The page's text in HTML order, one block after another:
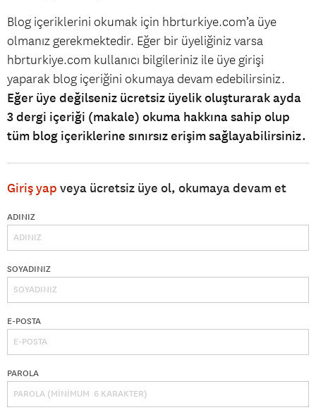
Blog içeriklerini okumak için hbrturkiye.com’a üye
olmanız gerekmektedir. Eğer bir üyeliğiniz varsa
hbrturkiye.com kullanıcı bilgileriniz ile üye girişi
yaparak blog içeriğini okumaya devam edebilirsiniz.
Eğer üye değilseniz ücretsiz üyelik oluşturarak ayda
3 dergi içeriği (makale) okuma hakkına sahip olup
tüm blog içeriklerine sınırsız erişim sağlayabilirsiniz.
Giriş yap veya ücretsiz üye ol, okumaya devam et
ADINIZ
SOYADINIZ
E-POSTA
PAROLA